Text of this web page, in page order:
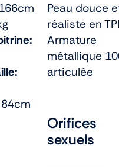
84cm
Peau douce
réaliste en
Armature
métallique
articulée
Orifices
sexuels